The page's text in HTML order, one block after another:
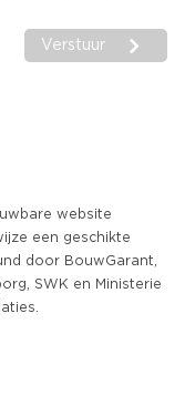
Verstuur
website
een geschikte
door BouwGarant,
SWK en Ministerie